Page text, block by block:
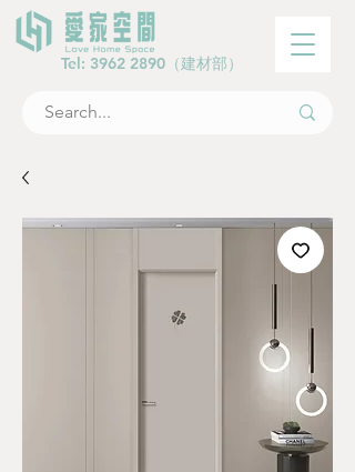
Tel: 3962 2890 （建材部）